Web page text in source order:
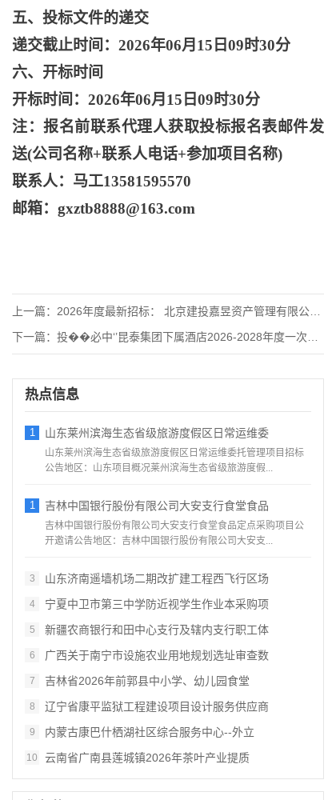
五、投标文件的递交
递交截止时间： 2026年06月15日09时30分
六、开标时间
开标时间： 2026年06月15日09时30分
注：报名前联系代理人获取投标报名表邮件发
送(公司名称+联系人电话+参加项目名称)
联系人：马工13581595570
邮箱： gxztb8888@163.com
上一篇： 2026年度最新招标： 北京建投嘉昱资产管理有限公司物业保洁
下一篇： 投��必中‘’昆泰集团下属酒店2026-2028年度一次性客
热点信息
1 山东莱州滨海生态省级旅游度假区日常运维委
山东莱州滨海生态省级旅游度假区日常运维委托管理项目招标
公告地区：山东项目概况莱州滨海生态省级旅游度假...
1 吉林中国银行股份有限公司大安支行食堂食品
吉林中国银行股份有限公司大安支行食堂食品定点采购项目公
开邀请公告地区：吉林中国银行股份有限公司大安支...
3 山东济南遥墙机场二期改扩建工程西飞行区场
4 宁夏中卫市第三中学防近视学生作业本采购项
5 新疆农商银行和田中心支行及辖内支行职工体
6 广西关于南宁市设施农业用地规划选址审查数
7 吉林省2026年前郭县中小学、幼儿园食堂
8 辽宁省康平监狱工程建设项目设计服务供应商
9 内蒙古康巴什栖湖社区综合服务中心--外立
10 云南省广南县莲城镇2026年茶叶产业提质